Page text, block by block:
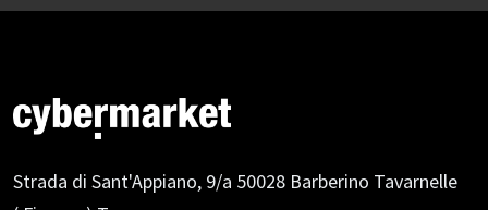
Strada di Sant'Appiano, 9/a 50028 Barberino Tavarnelle